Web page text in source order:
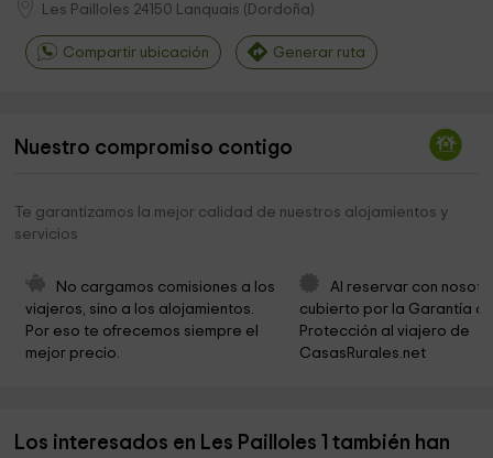
Les Pailloles 24150 Lanquais ( Dordoña)
Compartir ubicación Generar ruta
Nuestro compromiso contigo
Te garantizamos la mejor calidad de nuestros alojamientos y
servicios
No cargamos comisiones a los
viajeros, sino a los alojamientos.
Por eso te ofrecemos siempre el
mejor precio.
Al reservar con
cubierto por la Garantía
Protección al viajero de
CasasRurales.net
Los interesados en Les Pailloles 1 también han